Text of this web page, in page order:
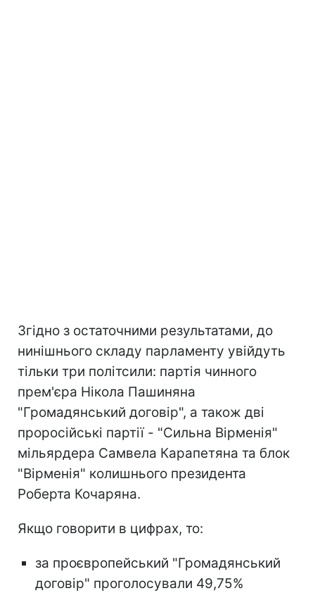
Згідно з остаточними результатами, до
нинішнього складу парламенту увійдуть
тільки три політсили: партія чинного
прем'єра Нікола Пашиняна
"Громадянський договір", а також дві
проросійські партії - "Сильна Вірменія"
мільярдера Самвела Карапетяна та блок
"Вірменія" колишнього президента
Роберта Кочаряна.
Якщо говорити в цифрах, то:
за проєвропейський "Громадянський
договір" проголосували 49,75%